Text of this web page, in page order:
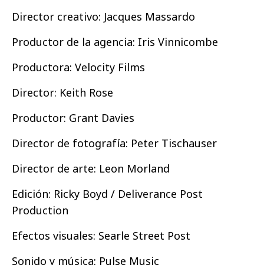
Director creativo: Jacques Massardo
Productor de la agencia: Iris Vinnicombe
Productora: Velocity Films
Director: Keith Rose
Productor: Grant Davies
Director de fotografía: Peter Tischauser
Director de arte: Leon Morland
Edición: Ricky Boyd / Deliverance Post
Production
Efectos visuales: Searle Street Post
Sonido y música: Pulse Music